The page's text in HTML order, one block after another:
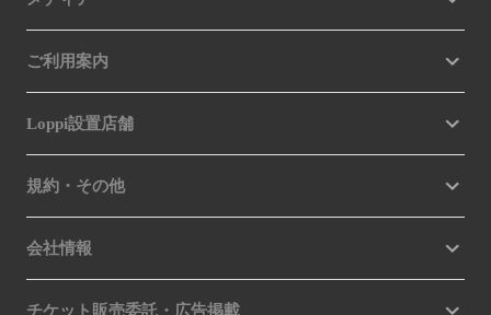
ご利用案内
Loppi設置店舗
規約・その他
会社情報
チケット販売委託・広告掲載